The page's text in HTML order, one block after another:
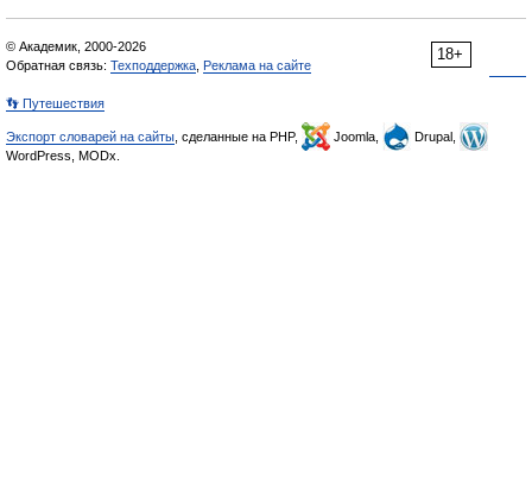
18+
© Академик, 2000-2026
Обратная связь: Техподдержка Реклама на сайте
👣 Путешествия
Экспорт словарей на сайты , сделанные на PHP, Joomla,
Drupal,
WordPress, MODx.